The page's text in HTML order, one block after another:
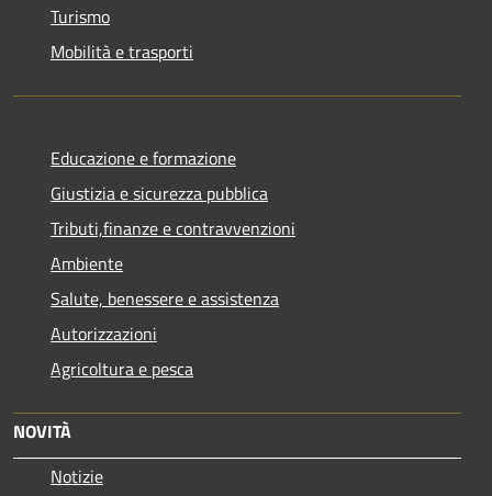
Turismo
Mobilità e trasporti
Educazione e formazione
Giustizia e sicurezza pubblica
Tributi,finanze e contravvenzioni
Ambiente
Salute, benessere e assistenza
Autorizzazioni
Agricoltura e pesca
NOVITÀ
Notizie